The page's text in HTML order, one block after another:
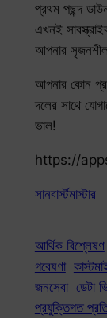
প্রথম পছন্দ
এখনই
আপনার
আপনার কোন
দলের সাথে
ভাল!
https://
সানবার্স্টমাস্টার
আর্থিক বিশ্লেষণ
গবেষণা
জনসেবা ডেটা
প্রযুক্তিগত